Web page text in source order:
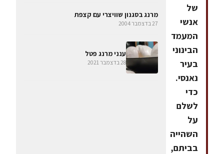
של
אנשי
המעמד
הבינוני
בעיר
נאנסי.
כדי
לשלם
על
השהייה
בביתם,
מרנג בסגנון שוויצרי עם קצפת
27 בדצמבר 2004
ענני מרנג פטל
28 בדצמבר 2021